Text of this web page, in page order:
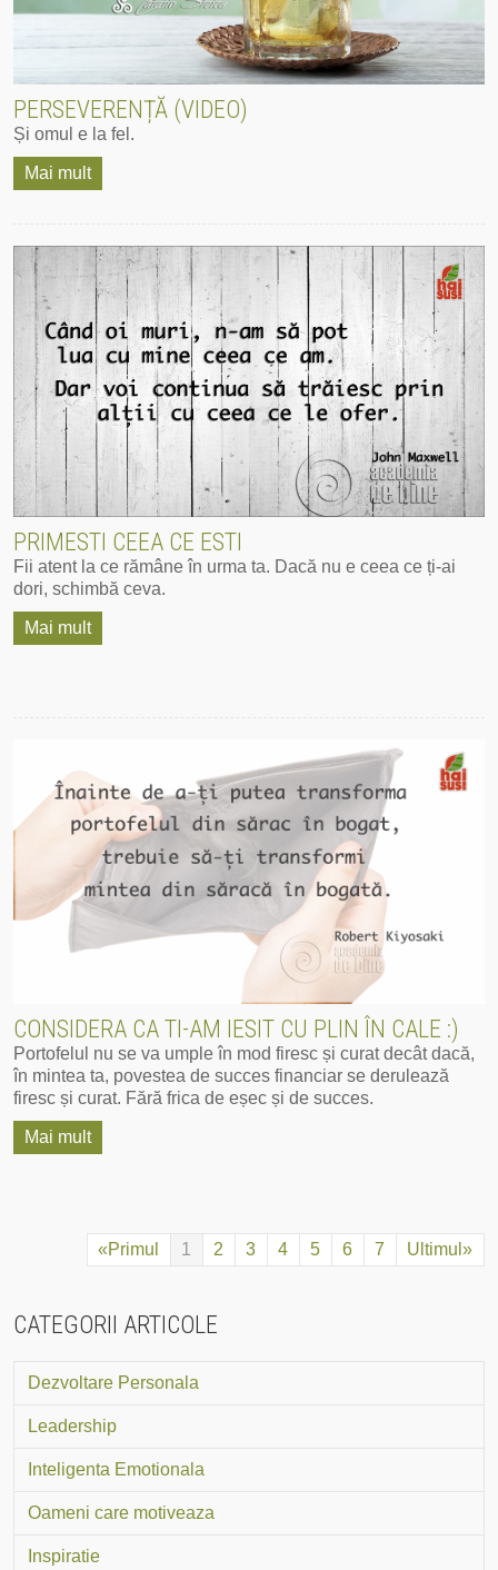
PERSEVERENȚĂ (VIDEO)
Și omul e la fel.
Mai mult
PRIMESTI CEEA CE ESTI
Fii atent la ce rămâne în urma ta. Dacă nu e ceea ce ți-ai
dori, schimbă ceva.
Mai mult
CONSIDERA CA TI-AM IESIT CU PLIN ÎN CALE :)
Portofelul nu se va umple în mod firesc și curat decât dacă,
în mintea ta, povestea de succes financiar se derulează
firesc și curat. Fără frica de eșec și de succes.
Mai mult
«Primul 1 2 3 4 5 6 7 Ultimul»
CATEGORII ARTICOLE
Dezvoltare Personala
Leadership
Inteligenta Emotionala
Oameni care motiveaza
Inspiratie